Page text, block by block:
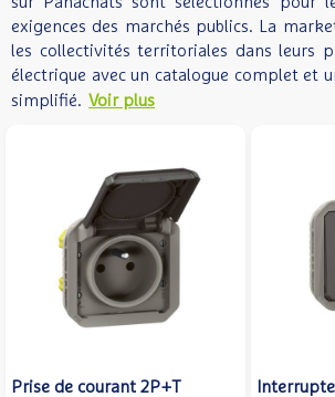
exigences des marchés publics. La
les collectivités territoriales dans leurs
électrique avec un catalogue complet et
simplifié. Voir plus
Prise de courant 2P+T